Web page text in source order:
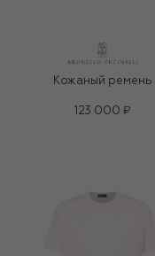
Кожаный ремень
123 000 ₽